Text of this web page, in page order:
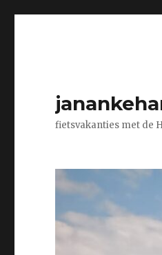
fietsvakanties met de